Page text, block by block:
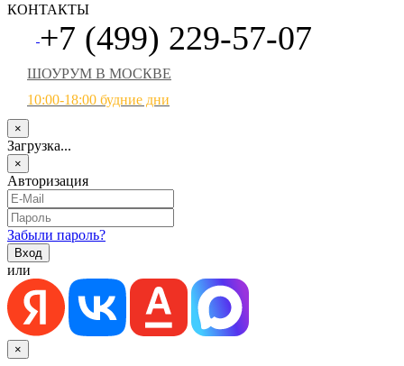
КОНТАКТЫ
+7 (499) 229-57-07
ШОУРУМ В МОСКВЕ
10:00-18:00 будние дни
×
Загрузка...
×
Авторизация
Забыли пароль?
или
×